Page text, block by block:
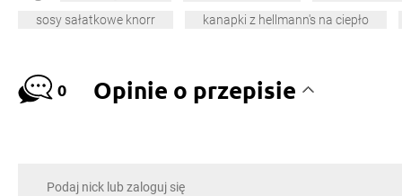
sosy sałatkowe knorr
kanapki z hellmann's na ciepło
0 Opinie o przepisie